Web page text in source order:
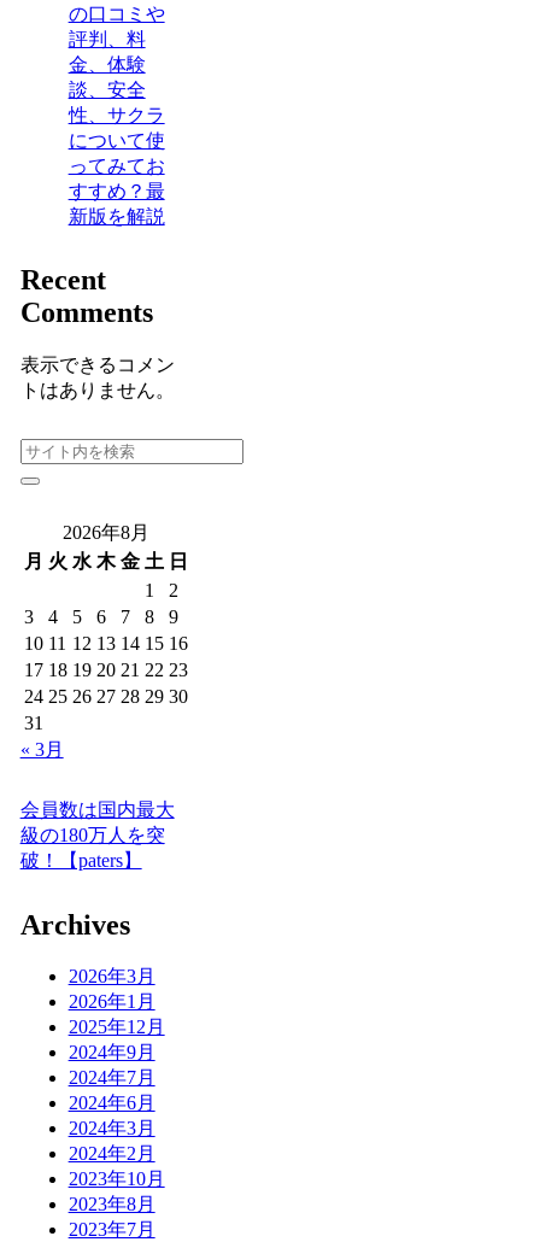
の口コミや
評判、料
金、体験
談、安全
性、サクラ
について使
ってみてお
すすめ？最
新版を解説
Recent
Comments
表示できるコメン
トはありません。
2026年8月
月 火 水 木 金 土 日
1
2
3
4 5 6 7 8
9
10 11 12 13 14 15 16
17 18 19 20 21 22 23
24 25 26 27 28 29 30
31
« 3月
会員数は国内最大
級の180万人を突
破！【paters】
Archives
2026年3月
2026年1月
2025年12月
2024年9月
2024年7月
2024年6月
2024年3月
2024年2月
2023年10月
2023年8月
2023年7月